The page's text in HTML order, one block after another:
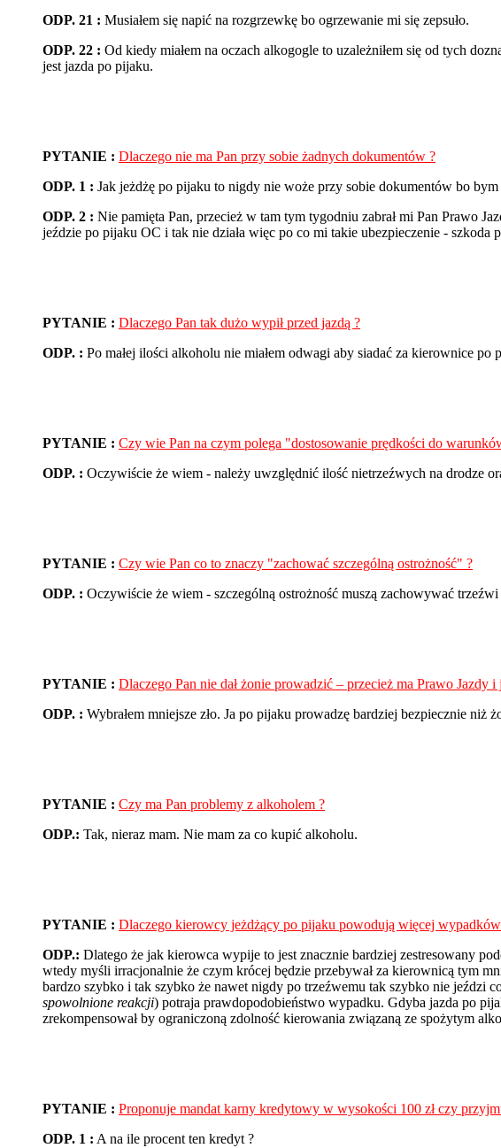
ODP. 21 : Musiałem się napić na rozgrzewkę bo ogrzewanie mi się zepsuło.
ODP. 22 : Od kiedy miałem na oczach alkogogle to uzależniłem się od tych
jest jazda po pijaku.
PYTANIE : Dlaczego nie ma Pan przy sobie żadnych dokumentów ?
ODP. 1 : Jak jeżdżę po pijaku to nigdy nie woże przy sobie dokumentów bo bym
ODP. 2 : Nie pamięta Pan, przecież w tam tym tygodniu zabrał mi Pan Prawo
jeździe po pijaku OC i tak nie działa więc po co mi takie ubezpieczenie - szkoda
PYTANIE : Dlaczego Pan tak dużo wypił przed jazdą ?
ODP. : Po małej ilości alkoholu nie miałem odwagi aby siadać za kierownice po
PYTANIE : Czy wie Pan na czym polega "dostosowanie prędkości do
ODP. : Oczywiście że wiem - należy uwzględnić ilość nietrzeźwych na drodze
PYTANIE : Czy wie Pan co to znaczy "zachować szczególną ostrożność" ?
ODP. : Oczywiście że wiem - szczególną ostrożność muszą zachowywać
PYTANIE : Dlaczego Pan nie dał żonie prowadzić – przecież ma Prawo Jazdy i
ODP. : Wybrałem mniejsze zło. Ja po pijaku prowadzę bardziej bezpiecznie niż
PYTANIE : Czy ma Pan problemy z alkoholem ?
ODP.: Tak, nieraz mam. Nie mam za co kupić alkoholu.
PYTANIE : Dlaczego kierowcy jeżdżący po pijaku powodują więcej
ODP.: Dlatego że jak kierowca wypije to jest znacznie bardziej zestresowany
wtedy myśli irracjonalnie że czym krócej będzie przebywał za kierownicą tym
bardzo szybko i tak szybko że nawet nigdy po trzeźwemu tak szybko nie jeździ
spowolnione reakcji) potraja prawdopodobieństwo wypadku. Gdyba jazda po
zrekompensował by ograniczoną zdolność kierowania związaną ze spożytym
PYTANIE : Proponuje mandat karny kredytowy w wysokości 100 zł czy
ODP. 1 : A na ile procent ten kredyt ?